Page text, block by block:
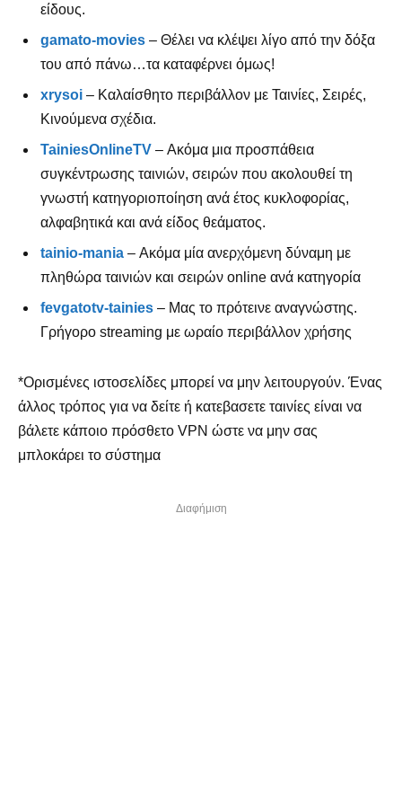
είδους.
gamato-movies – Θέλει να κλέψει λίγο από την δόξα
του από πάνω…τα καταφέρνει όμως!
xrysoi – Καλαίσθητο περιβάλλον με Ταινίες, Σειρές,
Κινούμενα σχέδια.
TainiesOnlineTV – Ακόμα μια προσπάθεια
συγκέντρωσης ταινιών, σειρών που ακολουθεί τη
γνωστή κατηγοριοποίηση ανά έτος κυκλοφορίας,
αλφαβητικά και ανά είδος θεάματος.
tainio-mania – Ακόμα μία ανερχόμενη δύναμη με
πληθώρα ταινιών και σειρών online ανά κατηγορία
fevgatotv-tainies – Μας το πρότεινε αναγνώστης.
Γρήγορο streaming με ωραίο περιβάλλον χρήσης
*Ορισμένες ιστοσελίδες μπορεί να μην λειτουργούν. Ένας
άλλος τρόπος για να δείτε ή κατεβασετε ταινίες είναι να
βάλετε κάποιο πρόσθετο VPN ώστε να μην σας
μπλοκάρει το σύστημα
Διαφήμιση